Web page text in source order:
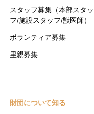
スタッフ募集（本部スタッ
フ/施設スタッフ/獣医師）
ボランティア募集
里親募集
財団について知る